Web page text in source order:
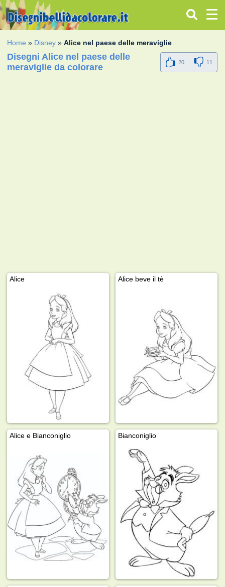
Home » Disney »Alice nel paese delle meraviglie
Disegni Alice nel paese delle
meraviglie da colorare
20 11
Alice Alice beve il tè
Alice e Bianconiglio Bianconiglio